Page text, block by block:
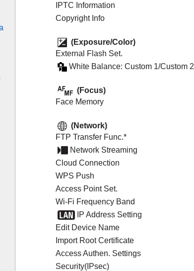
IPTC Information
Copyright Info
(Exposure/Color)
External Flash Set.
White Balance: Custom 1/Custom 2
(Focus)
Face Memory
(Network)
FTP Transfer Func.*
Network Streaming
Cloud Connection
WPS Push
Access Point Set.
Wi-Fi Frequency Band
IP Address Setting
Edit Device Name
Import Root Certificate
Access Authen. Settings
Security(IPsec)